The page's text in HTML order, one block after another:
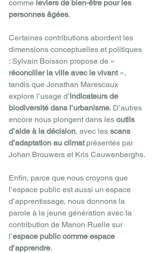
comme leviers de bien-être pour les
personnes âgées.
Certaines contributions abordent les
dimensions conceptuelles et politiques
: Sylvain Boisson propose de «
réconcilier la ville avec le vivant »,
tandis que Jonathan Marescaux
explore l’usage d’indicateurs de
biodiversité dans l’urbanisme. D’autres
encore nous plongent dans les outils
d’aide à la décision, avec les scans
d’adaptation au climat présentés par
Johan Brouwers et Kris Cauwenberghs.
Enfin, parce que nous croyons que
l’espace public est aussi un espace
d’apprentissage, nous donnons la
parole à la jeune génération avec la
contribution de Manon Ruelle sur
l’espace public comme espace
d’apprendre.